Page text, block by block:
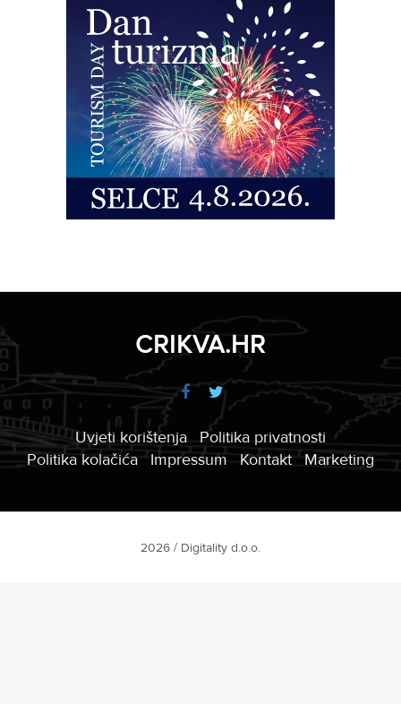
CRIKVA.HR
Uvjeti korištenja
Politika privatnosti
Politika kolačića
Impressum Kontakt Marketing
2026 / Digitality d.o.o.